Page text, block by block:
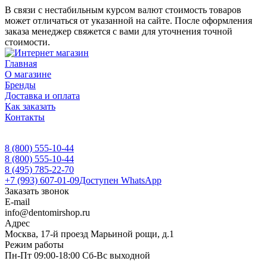
В связи с нестабильным курсом валют стоимость товаров
может отличаться от указанной на сайте. После оформления
заказа менеджер свяжется с вами для уточнения точной
стоимости.
Главная
О магазине
Бренды
Доставка и оплата
Как заказать
Контакты
8 (800) 555-10-44
8 (800) 555-10-44
8 (495) 785-22-70
+7 (993) 607-01-09Доступен WhatsApp
Заказать звонок
E-mail
info@dentomirshop.ru
Адрес
Москва, 17-й проезд Марьиной рощи, д.1
Режим работы
Пн-Пт 09:00-18:00 Сб-Вс выходной